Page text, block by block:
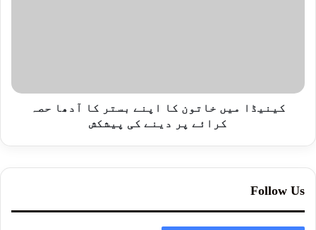
کینیڈا میں خاتون کا اپنے بستر کا آدھا حصہ
کرائے پر دینے کی پیشکش
Follow Us